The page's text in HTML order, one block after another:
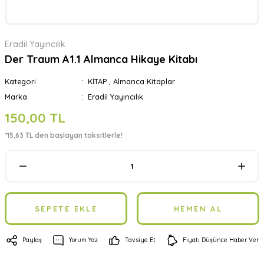
Eradil Yayıncılık
Der Traum A1.1 Almanca Hikaye Kitabı
Kategori KİTAP
Almanca Kitaplar
Marka
Eradil Yayıncılık
150,00 TL
*15,63 TL den başlayan taksitlerle!
SEPETE EKLE HEMEN AL
Paylaş Yorum Yaz Tavsiye Et Fiyatı Düşünce Haber Ver